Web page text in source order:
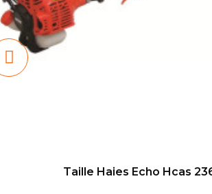
Taille Haies Echo Hcas